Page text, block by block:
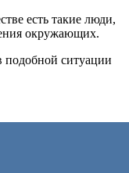
есть такие люди,
окружающих.
подобной ситуации